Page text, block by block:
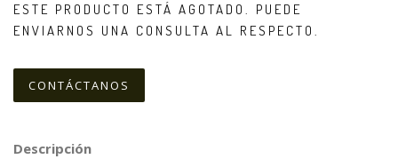
ESTE PRODUCTO ESTÁ AGOTADO. PUEDE
ENVIARNOS UNA CONSULTA AL RESPECTO.
CONTÁCTANOS
Descripción